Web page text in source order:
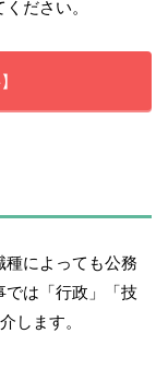
ださい。
によっても公務
では「行政」「技
します。